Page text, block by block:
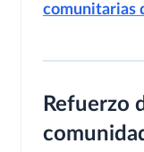
comunitarias
Refuerzo